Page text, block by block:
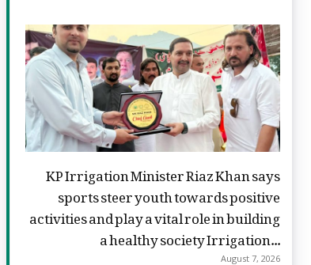
KP Irrigation Minister Riaz Khan says
sports steer youth towards positive
activities and play a vital role in building
a healthy society Irrigation...
August 7, 2026